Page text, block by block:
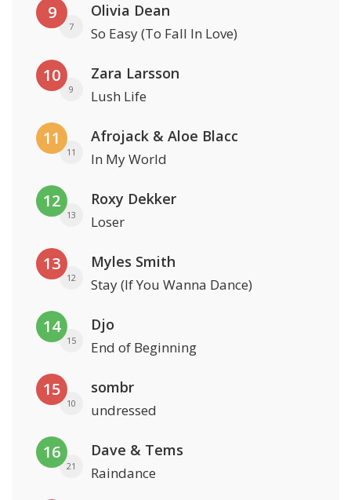
9
7
Olivia Dean
So Easy (To Fall In Love)
10
9
Zara Larsson
Lush Life
11
11
Afrojack & Aloe Blacc
In My World
12
13
Roxy Dekker
Loser
13
12
Myles Smith
Stay (If You Wanna Dance)
14
15
Djo
End of Beginning
15
10
sombr
undressed
16
21
Dave & Tems
Raindance